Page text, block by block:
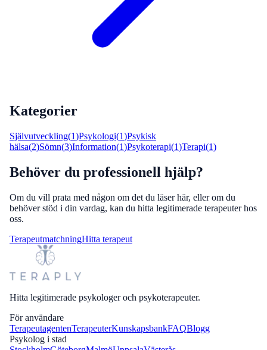
Kategorier
Självutveckling(1)Psykologi(1)Psykisk
hälsa(2)Sömn(3)Information(1)Psykoterapi(1)Terapi(1)
Behöver du professionell hjälp?
Om du vill prata med någon om det du läser här, eller om du
behöver stöd i din vardag, kan du hitta legitimerade terapeuter hos
oss.
TerapeutmatchningHitta terapeut
Hitta legitimerade psykologer och psykoterapeuter.
För användare
TerapeutagentenTerapeuterKunskapsbankFAQBlogg
Psykolog i stad